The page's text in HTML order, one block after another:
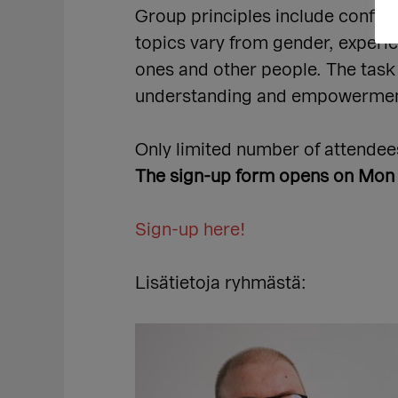
Group principles include
topics vary from gender,
ones and other people. The
understanding and
Only limited number of
The sign-up form opens on Mon
Sign-up here!
Lisätietoja ryhmästä: